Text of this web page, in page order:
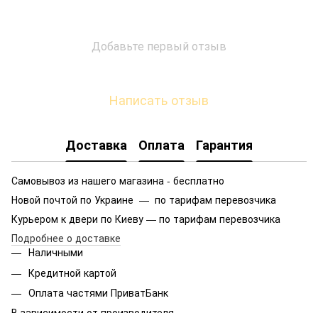
Добавьте первый отзыв
Написать отзыв
Доставка Оплата Гарантия
Самовывоз из нашего магазина - бесплатно
Новой почтой по Украине — по тарифам перевозчика
Курьером к двери по Киеву — по тарифам перевозчика
Подробнее о доставке
Наличными
Кредитной картой
Оплата частями ПриватБанк